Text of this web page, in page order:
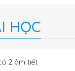
HỌC
2 âm tiết